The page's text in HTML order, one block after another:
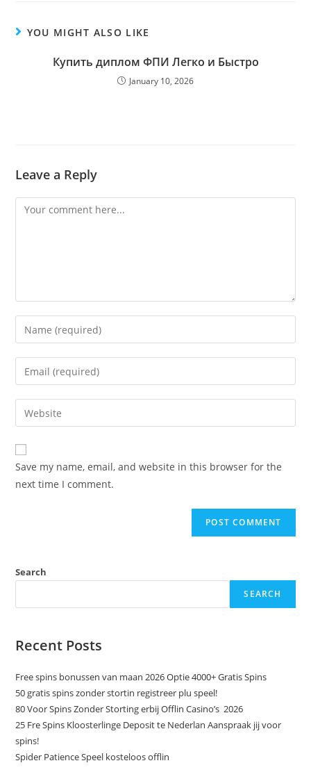
YOU MIGHT ALSO LIKE
Купить диплом ФПИ Легко и Быстро
January 10, 2026
Leave a Reply
Save my name, email, and website in this browser for the
next time I comment.
Search
SEARCH
Recent Posts
Free spins bonussen van maan 2026 Optie 4000+ Gratis Spins
50 gratis spins zonder stortin registreer plu speel!
80 Voor Spins Zonder Storting erbij Offlin Casino’s ️ 2026
25 Fre Spins Kloosterlinge Deposit te Nederlan Aanspraak jij voor
spins!
Spider Patience Speel kosteloos offlin